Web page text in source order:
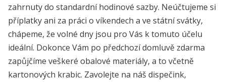
zahrnuty do standardní hodinové sazby. Neúčtujeme si
příplatky ani za práci o víkendech a ve státní svátky,
chápeme, že volné dny jsou pro Vás k tomuto účelu
ideální. Dokonce Vám po předchozí domluvě zdarma
zapůjčíme veškeré obalové materiály, a to včetně
kartonových krabic. Zavolejte na náš dispečink,